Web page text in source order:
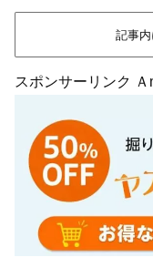
記事内
スポンサーリンク Ａ